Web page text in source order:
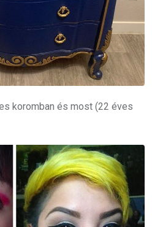
koromban és most (22 éves